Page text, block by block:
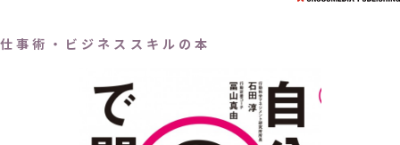
仕事術・ビジネススキルの本